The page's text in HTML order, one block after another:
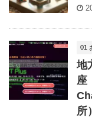
01
地
座
所